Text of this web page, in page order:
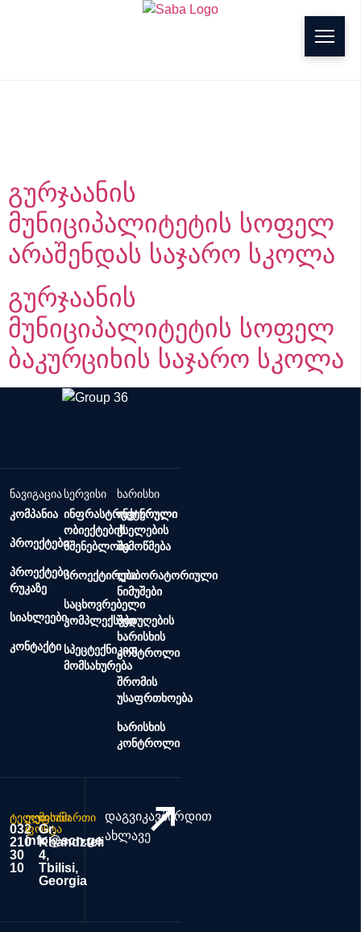
გურჯაანის
მუნიციპალიტეტის სოფელ
არაშენდას საჯარო სკოლა
გურჯაანის
მუნიციპალიტეტის სოფელ
ბაკურციხის საჯარო სკოლა
ნავიგაცია
კომპანია
პროექტები
პროექტები
რუკაზე
სიახლეები
კონტაქტი
სერვისი
ინფრასტრუქტურული
ობიექტების
მშენებლობა
პროექტირება
საცხოვრებელი
კომპლექსები
სპეცტექნიკით
მომსახურება
ხარისხი
ინჟინრული
ქსელების
შემოწმება
ლაბორატორიული
ნიმუშები
შედუღების
ხარისხის
კონტროლი
შრომის
უსაფრთხოება
ხარისხის
კონტროლი
ტელეფონი
032
210
30
10
ელ.
ფოსტა
info@scn.ge
მისამართი
Gr.
Khandzteli
4,
Tbilisi,
Georgia
დაგვიკავშირდით
ახლავე